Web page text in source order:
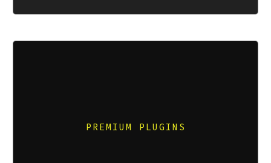
PREMIUM PLUGINS
enthusiastically